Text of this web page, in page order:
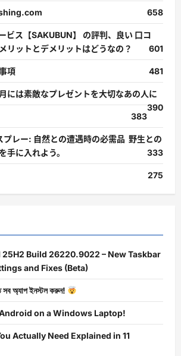
658
ビス【SAKUBUN】 の評判、良い 口コ
リットとデメリットはどうなの？
601
項 481
には素敵なプレゼントを大切なあの人に
390
383
レー: 自然との遭遇時の必需品 野生との
手に入れよう。
333
275
25H2 Build 26220.9022 – New Taskbar
and Fixes (Beta)
অ্যাপ ইনস্টল করুন!
on a Windows Laptop!
Actually Need Explained in 11